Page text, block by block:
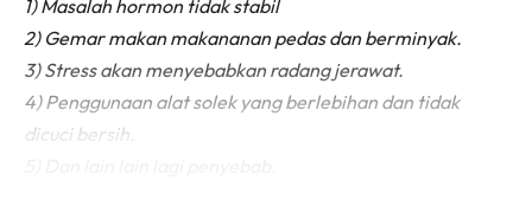
1) Masalah hormon tidak stabil
2) Gemar makan makananan pedas dan berminyak.
3) Stress akan menyebabkan radang jerawat.
4) Penggunaan alat solek yang berlebihan dan tidak
dicuci bersih.